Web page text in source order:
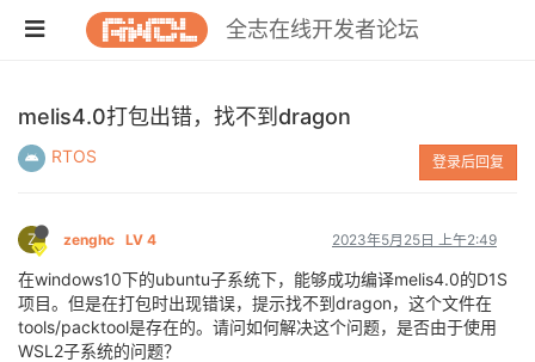
全志在线开发者论坛
melis4.0打包出错，找不到dragon
RTOS 登录后回复
Z zenghc LV 4 2023年5月25日 上午2:49
在windows10下的ubuntu子系统下，能够成功编译melis4.0的D1S
项目。但是在打包时出现错误，提示找不到dragon，这个文件在
tools/packtool是存在的。请问如何解决这个问题，是否由于使用
WSL2子系统的问题？